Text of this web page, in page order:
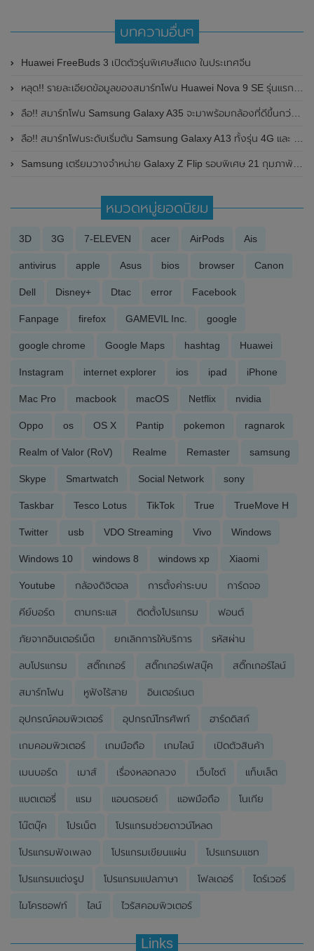
บทความอื่นๆ
Huawei FreeBuds 3 เปิดตัวรุ่นพิเศษสีแดง ในประเทศจีน
หลุด!! รายละเอียดข้อมูลของสมาร์ทโฟน Huawei Nova 9 SE รุ่นแรกของค่ายที่มาพร้อมกล้องหลักความละเอียดสูงถึง 108MP
ลือ!! สมาร์ทโฟน Samsung Galaxy A35 จะมาพร้อมกล้องที่ดีขึ้นกว่าเดิม
ลือ!! สมาร์ทโฟนระดับเริ่มต้น Samsung Galaxy A13 ทั้งรุ่น 4G และ 5G จะมีให้เลือกทั้งหมด 4 สีด้วยกัน
Samsung เตรียมวางจำหน่าย Galaxy Z Flip รอบพิเศษ 21 กุมภาพันธ์ 2020 ครั้งแรกในประเทศไทย
หมวดหมู่ยอดนิยม
3D 3G 7-ELEVEN acer AirPods Ais
antivirus apple Asus bios browser Canon
Dell Disney+ Dtac error Facebook
Fanpage firefox GAMEVIL Inc. google
google chrome Google Maps hashtag Huawei
Instagram internet explorer ios ipad iPhone
Mac Pro macbook macOS Netflix nvidia
Oppo os OS X Pantip pokemon ragnarok
Realm of Valor (RoV) Realme Remaster samsung
Skype Smartwatch Social Network sony
Taskbar Tesco Lotus TikTok True TrueMove H
Twitter usb VDO Streaming Vivo Windows
Windows 10 windows 8 windows xp Xiaomi
Youtube กล้องดิจิตอล การตั้งค่าระบบ การ์ดจอ
คีย์บอร์ด ตามกระแส ติดตั้งโปรแกรม ฟอนต์
ภัยจากอินเตอร์เน็ต ยกเลิกการให้บริการ รหัสผ่าน
ลบโปรแกรม สติ๊กเกอร์ สติ๊กเกอร์เฟสบุ๊ค สติ๊กเกอร์ไลน์
สมาร์ทโฟน หูฟังไร้สาย อินเตอร์เนต
อุปกรณ์คอมพิวเตอร์ อุปกรณ์โทรศัพท์ ฮาร์ดดิสก์
เกมคอมพิวเตอร์ เกมมือถือ เกมไลน์ เปิดตัวสินค้า
เมนบอร์ด เมาส์ เรื่องหลอกลวง เว็บไซต์ แท็บเล็ต
แบตเตอรี่ แรม แอนดรอยด์ แอพมือถือ โนเกีย
โน๊ตบุ๊ค โปรเน็ต โปรแกรมช่วยดาวน์โหลด
โปรแกรมฟังเพลง โปรแกรมเขียนแผ่น โปรแกรมแชท
โปรแกรมแต่งรูป โปรแกรมแปลภาษา โฟลเดอร์ ไดร์เวอร์
ไมโครซอฟท์ ไลน์ ไวรัสคอมพิวเตอร์
Links